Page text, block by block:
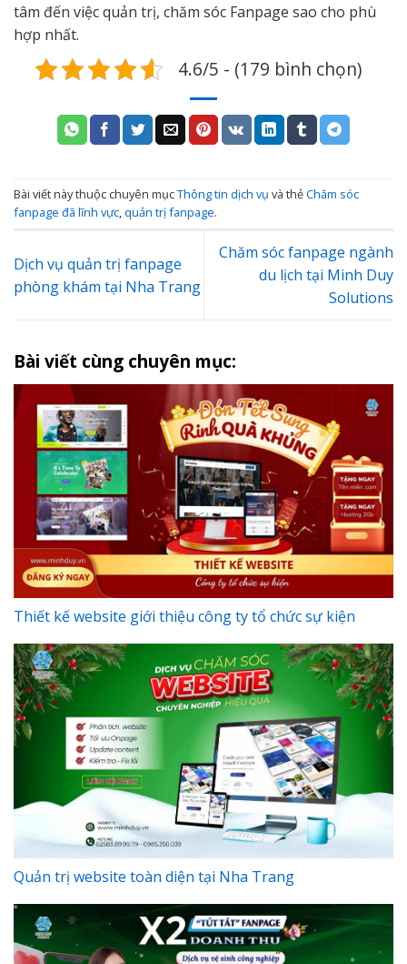
tâm đến việc quản trị, chăm sóc Fanpage sao cho phù
hợp nhất.
4.6/5 - (179 bình chọn)
Bài viết này thuộc chuyên mụcThông tin dịch vụ và thẻChăm sóc
fanpage đã lĩnh vực,quản trị fanpage.
Dịch vụ quản trị fanpage
phòng khám tại Nha Trang
Chăm sóc fanpage ngành
du lịch tại Minh Duy
Solutions
Bài viết cùng chuyên mục:
Thiết kế website giới thiệu công ty tổ chức sự kiện
Quản trị website toàn diện tại Nha Trang